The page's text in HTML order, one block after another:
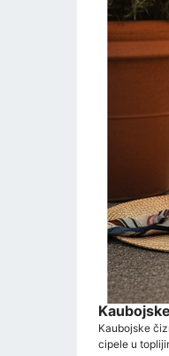
Kaubojske
cipele u